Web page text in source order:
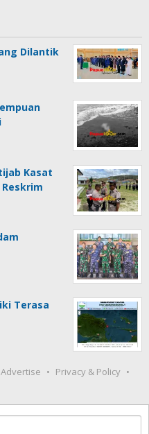
Dilantik
Kasat
Terasa
Advertise
Privacy & Policy